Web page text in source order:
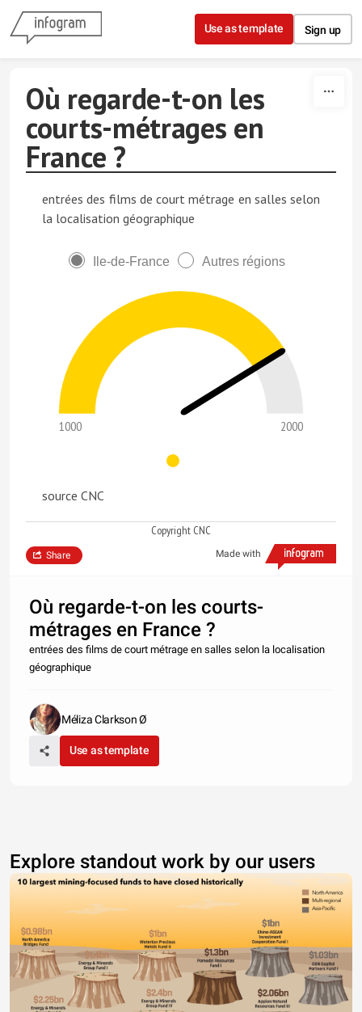
Skip to content
Use as template Sign up
Où regarde-t-on les
courts-métrages en
France ?
entrées des films de court métrage en salles selon
la localisation géographique
Ile-de-France Autres régions
1000 2000
source CNC
Copyright CNC
Made with
Share
Où regarde-t-on les courts-
métrages en France ?
entrées des films de court métrage en salles selon la localisation
géographique
Méliza Clarkson Ø
Use as template
Explore standout work by our users